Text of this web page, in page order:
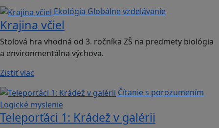
Ekológia Globálne vzdelávanie
Krajina včiel
Stolová hra vhodná od 3. ročníka ZŠ na predmety biológia
a environmentálna výchova.
Zistiť viac
Čítanie s porozumením
Logické myslenie
Teleporťáci 1: Krádež v galérii